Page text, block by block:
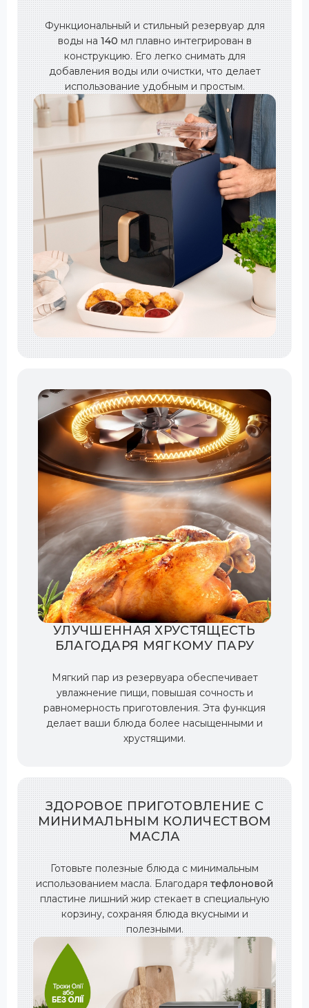
Функциональный и стильный резервуар для
воды на140мл плавно интегрирован в
конструкцию. Его легко снимать для
добавления воды или очистки, что делает
использование удобным и простым.
УЛУЧШЕННАЯ ХРУСТЯЩЕСТЬ
БЛАГОДАРЯ МЯГКОМУ ПАРУ
Мягкий пар из резервуара обеспечивает
увлажнение пищи, повышая сочность и
равномерность приготовления. Эта функция
делает ваши блюда более насыщенными и
хрустящими.
ЗДОРОВОЕ ПРИГОТОВЛЕНИЕ С
МИНИМАЛЬНЫМ КОЛИЧЕСТВОМ
МАСЛА
Готовьте полезные блюда с минимальным
использованием масла. Благодарятефлоновой
пластине лишний жир стекает в специальную
корзину, сохраняя блюда вкусными и
полезными.